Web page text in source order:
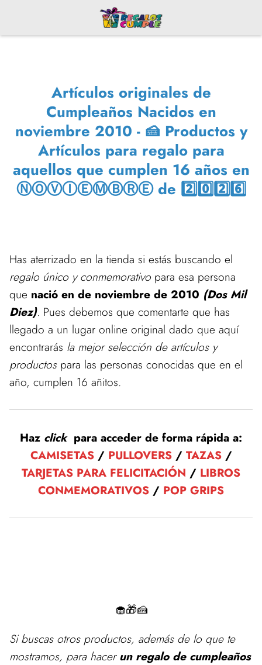
Artículos originales de
Cumpleaños Nacidos en
noviembre 2010 - 🍰 Productos y
Artículos para regalo para
aquellos que cumplen 16 años en
ⓃⓄⓋⒾⒺⓂⒷⓇⒺ de 2️⃣0️⃣2️⃣6️⃣
Has aterrizado en la tienda si estás buscando el
regalo único y conmemorativo para esa persona
que nació en de noviembre de 2010 (Dos Mil
Diez). Pues debemos que comentarte que has
llegado a un lugar online original dado que aquí
encontrarás la mejor selección de artículos y
productospara las personas conocidas que en el
año, cumplen 16 añitos.
Haz click para acceder de forma rápida a:
CAMISETAS/ PULLOVERS/ TAZAS/
TARJETAS PARA FELICITACIÓN / LIBROS
CONMEMORATIVOS / POP GRIPS
🧁🎁🍰
Si buscas otros productos, además de lo que te
mostramos, para hacerun regalo de cumpleaños